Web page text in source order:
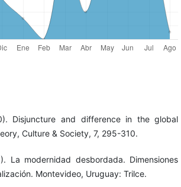
Disjuncture and difference in the global
Culture & Society, 7, 295-310.
La modernidad desbordada. Dimensiones
Montevideo, Uruguay: Trilce.